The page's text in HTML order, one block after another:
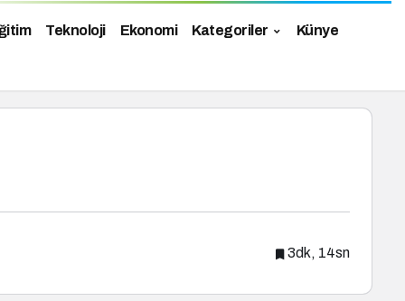
Teknoloji Ekonomi Kategoriler Künye
3dk, 14sn